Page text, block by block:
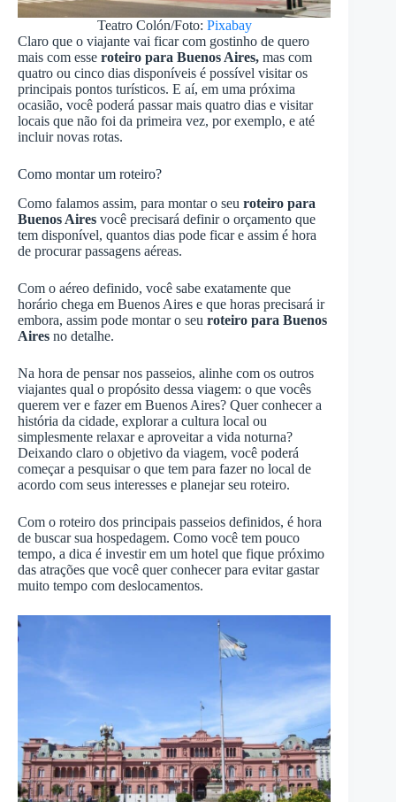
Teatro Colón/Foto: Pixabay
Claro que o viajante vai ficar com gostinho de quero
mais com esse roteiro para Buenos Aires, mas com
quatro ou cinco dias disponíveis é possível visitar os
principais pontos turísticos. E aí, em uma próxima
ocasião, você poderá passar mais quatro dias e visitar
locais que não foi da primeira vez, por exemplo, e até
incluir novas rotas.
Como montar um roteiro?
Como falamos assim, para montar o seu roteiro para
Buenos Aires você precisará definir o orçamento que
tem disponível, quantos dias pode ficar e assim é hora
de procurar passagens aéreas.
Com o aéreo definido, você sabe exatamente que
horário chega em Buenos Aires e que horas precisará ir
embora, assim pode montar o seu roteiro para Buenos
Aires no detalhe.
Na hora de pensar nos passeios, alinhe com os outros
viajantes qual o propósito dessa viagem: o que vocês
querem ver e fazer em Buenos Aires? Quer conhecer a
história da cidade, explorar a cultura local ou
simplesmente relaxar e aproveitar a vida noturna?
Deixando claro o objetivo da viagem, você poderá
começar a pesquisar o que tem para fazer no local de
acordo com seus interesses e planejar seu roteiro.
Com o roteiro dos principais passeios definidos, é hora
de buscar sua hospedagem. Como você tem pouco
tempo, a dica é investir em um hotel que fique próximo
das atrações que você quer conhecer para evitar gastar
muito tempo com deslocamentos.